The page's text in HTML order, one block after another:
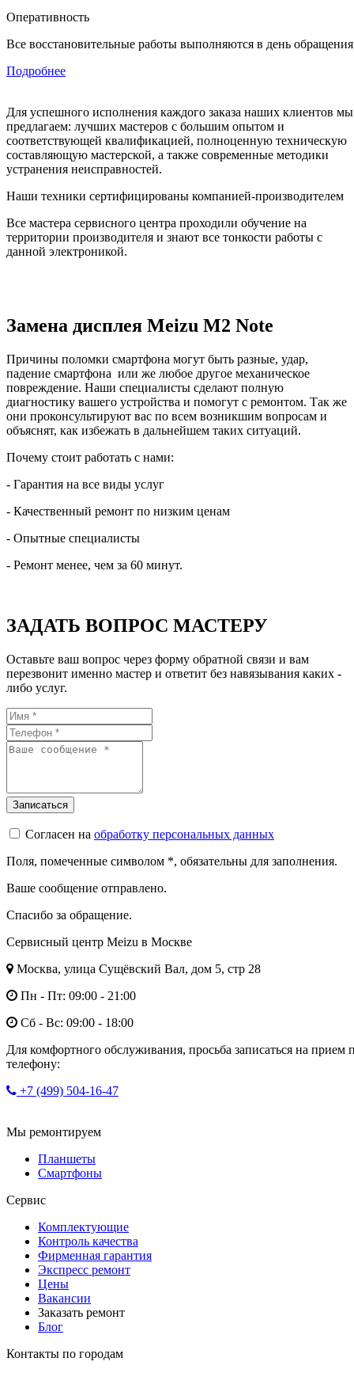
Оперативность
Все восстановительные работы выполняются в день
Подробнее
Для успешного исполнения каждого заказа наших клиентов мы
предлагаем: лучших мастеров с большим опытом и
соответствующей квалификацией, полноценную техническую
составляющую мастерской, а также современные методики
устранения неисправностей.
Наши техники сертифицированы компанией-производителем
Все мастера сервисного центра проходили обучение на
территории производителя и знают все тонкости работы с
данной электроникой.
Замена дисплея Meizu M2 Note
Причины поломки смартфона могут быть разные, удар,
падение смартфона или же любое другое механическое
повреждение. Наши специалисты сделают полную
диагностику вашего устройства и помогут с ремонтом. Так же
они проконсультируют вас по всем возникшим вопросам и
объяснят, как избежать в дальнейшем таких ситуаций.
Почему стоит работать с нами:
- Гарантия на все виды услуг
- Качественный ремонт по низким ценам
- Опытные специалисты
- Ремонт менее, чем за 60 минут.
ЗАДАТЬ ВОПРОС МАСТЕРУ
Оставьте ваш вопрос через форму обратной связи и вам
перезвонит именно мастер и ответит без навязывания каких -
либо услуг.
Согласен на обработку персональных данных
Поля, помеченные символом *, обязательны для заполнения.
Ваше сообщение отправлено.
Спасибо за обращение.
Сервисный центр Meizu в Москве
Москва, улица Сущёвский Вал, дом 5, стр 28
Пн - Пт: 09:00 - 21:00
Сб - Вс: 09:00 - 18:00
Для комфортного обслуживания, просьба записаться на прием
телефону:
+7 (499) 504-16-47
Мы ремонтируем
Планшеты
Смартфоны
Сервис
Комплектующие
Контроль качества
Фирменная гарантия
Экспресс ремонт
Цены
Вакансии
Заказать ремонт
Блог
Контакты по городам